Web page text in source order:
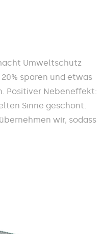
Umweltschutz
sparen und etwas
Positiver Nebeneffekt:
Sinne geschont.
wir, sodass